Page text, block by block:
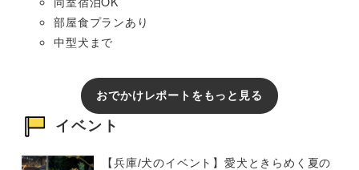
部屋食プランあり
中型犬まで
おでかけレポートをもっと見る
イベント
【兵庫/犬のイベント】愛犬ときらめく夏の